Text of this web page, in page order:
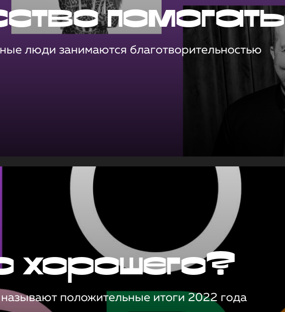
помогать
люди занимаются благотворительностью
хорошего?
положительные итоги 2022 года